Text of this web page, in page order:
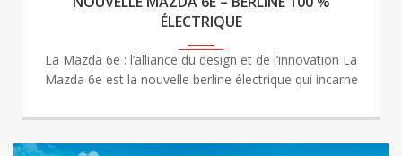
ÉLECTRIQUE
La Mazda 6e : l’alliance du design et de l’innovation La
Mazda 6e est la nouvelle berline électrique qui incarne